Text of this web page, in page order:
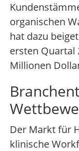
organischen
hat dazu
ersten Quartal
Millionen
Der Markt für
klinische